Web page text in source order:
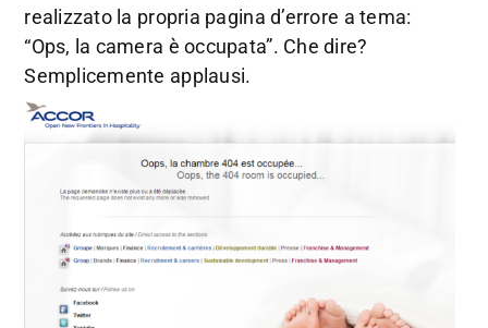
realizzato la propria pagina d’errore a tema:
“Ops, la camera è occupata”. Che dire?
Semplicemente applausi.